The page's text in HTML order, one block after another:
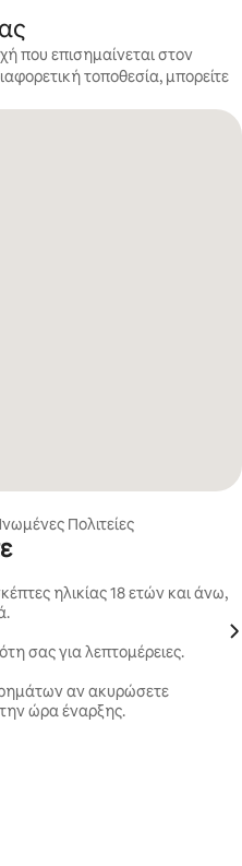
που επισημαίνεται στον
τοποθεσία, μπορείτε
Πολιτείες
ηλικίας 18 ετών και άνω,
σας για λεπτομέρειες.
αν ακυρώσετε
ώρα έναρξης.